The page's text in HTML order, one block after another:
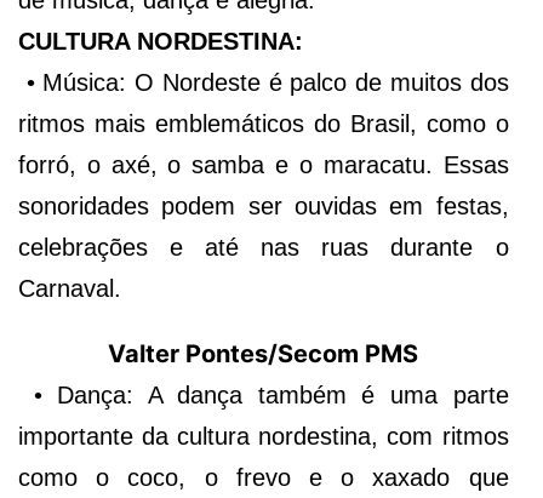
CULTURA NORDESTINA:
• Música: O Nordeste é palco de muitos dos
ritmos mais emblemáticos do Brasil, como o
forró, o axé, o samba e o maracatu. Essas
sonoridades podem ser ouvidas em festas,
celebrações e até nas ruas durante o
Carnaval.
Valter Pontes/Secom PMS
• Dança: A dança também é uma parte
importante da cultura nordestina, com ritmos
como o coco, o frevo e o xaxado que